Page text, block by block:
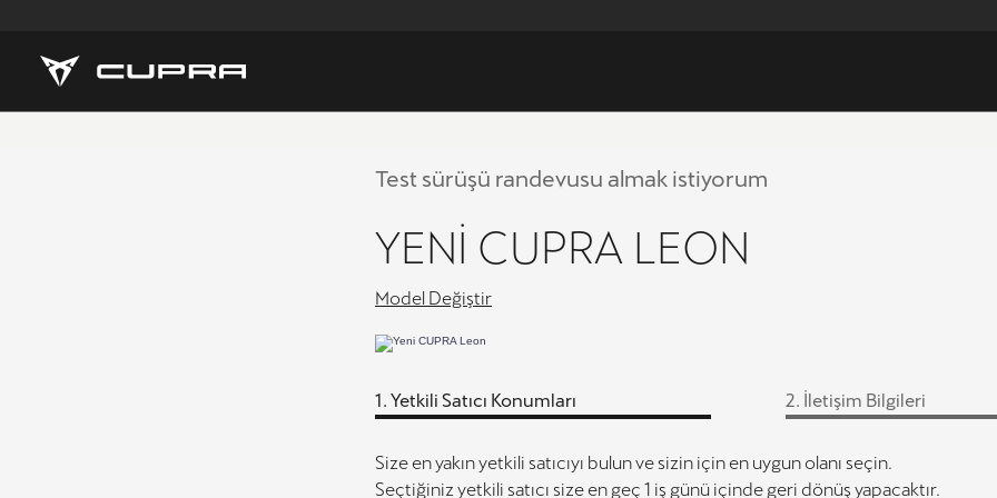
Test sürüşü randevusu almak istiyorum
YENI CUPRA LEON
Model Değiştir
1. Yetkili Satıcı Konumları 2. İletişim Bilgileri
Size en yakın yetkili satıcıyı bulun ve sizin için en uygun olanı seçin.
Seçtiğiniz yetkili satıcı size en geç 1 iş günü içinde geri dönüş yapacaktır.